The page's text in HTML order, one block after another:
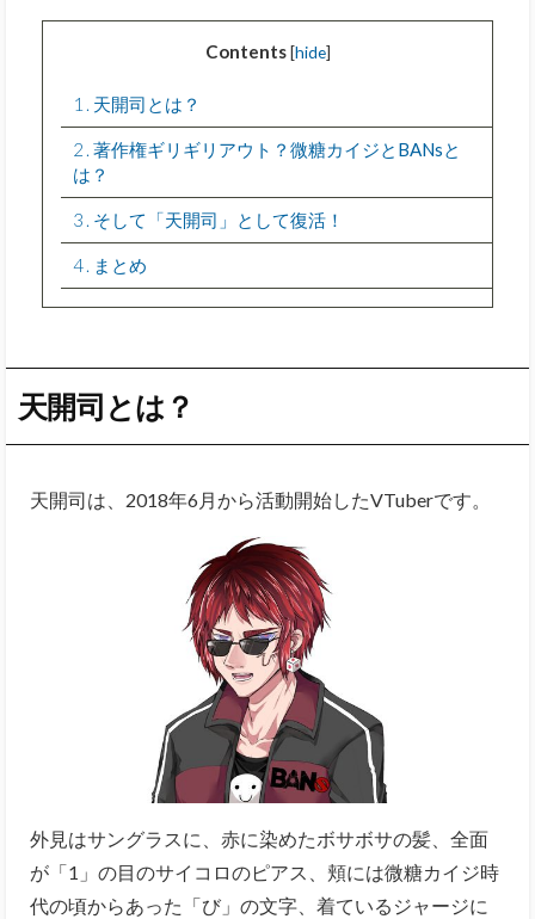
Contents [hide]
1 天開司とは？
2 著作権ギリギリアウト？微糖カイジとBANsと
は？
3 そして「天開司」として復活！
4 まとめ
天開司とは？
天開司は、2018年6月から活動開始したVTuberです。
外見はサングラスに、赤に染めたボサボサの髪、全面
が「1」の目のサイコロのピアス、頬には微糖カイジ時
代の頃からあった「び」の文字、着ているジャージに